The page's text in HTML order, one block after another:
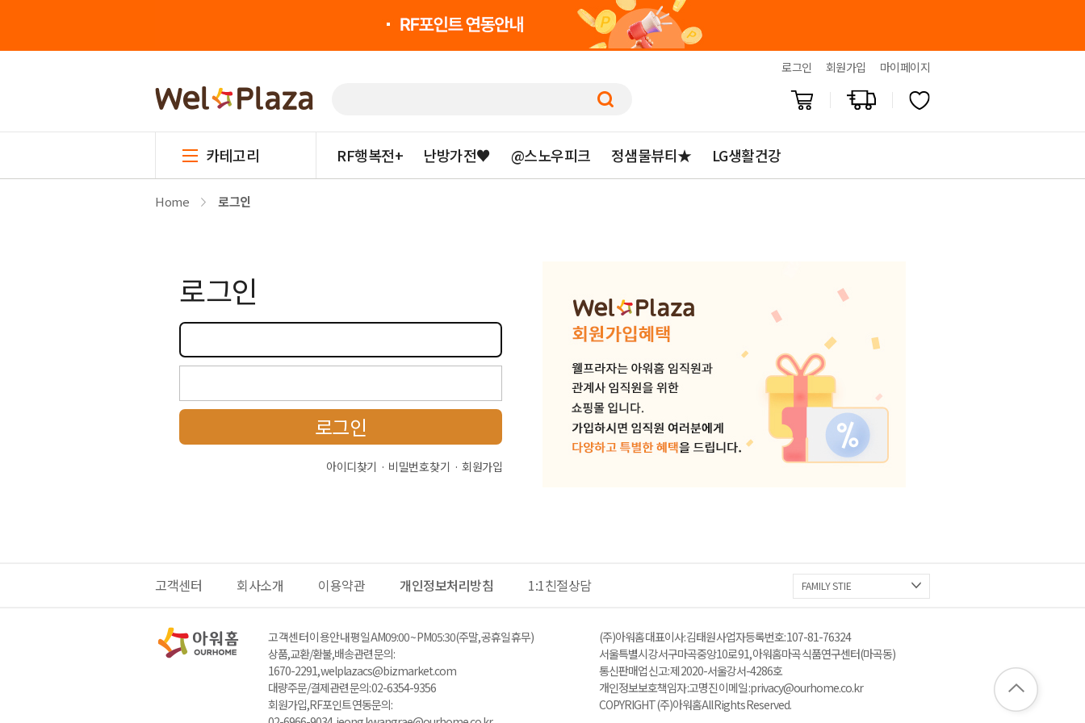
로그인 회원가입 마이페이지
카테고리 RF행복전+ 난방가전♥ @스노우피크 정샘물뷰티★ LG생활건강
Home 로그인
로그인
로그인
아이디찾기 비밀번호 찾기 회원가입
고객센터 회사소개 이용약관 개인정보처리방침 1:1친절상담 FAMILY STIE
고객센터 이용안내평일 AM 09:00 ~ PM05:30 (주말, 공휴일 휴무)
상품,교환/환불,배송관련 문의 :
1670-2291, welplazacs@bizmarket.com
대량주문/결제관련 문의 : 02-6354-9356
회원가입,RF포인트 연동 문의:
(주)아워홈 대표이사 : 김태원 사업자등록번호 : 107-81-76324
서울특별시 강서구 마곡중앙10로 91, 아워홈 마곡 식품연구센터(마곡동)
통신판매업 신고 : 제 2020-서울강서-4286호
개인정보보호책임자 : 고명진 이메일 : privacy@ourhome.co.kr
COPYRIGHT (주)아워홈 All Rights Reserved.